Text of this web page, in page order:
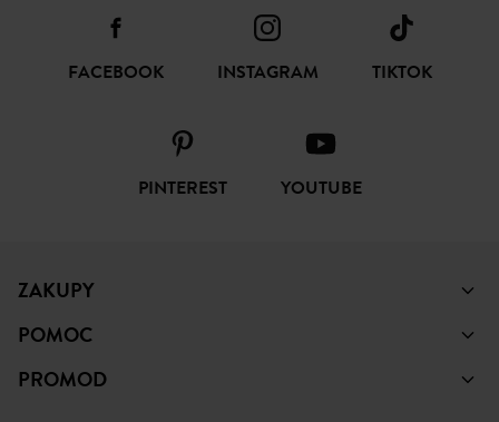
FACEBOOK INSTAGRAM TIKTOK
PINTEREST YOUTUBE
ZAKUPY
POMOC
PROMOD